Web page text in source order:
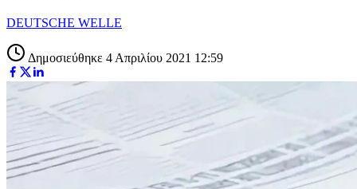
DEUTSCHE WELLE
Δημοσιεύθηκε 4 Απριλίου 2021 12:59